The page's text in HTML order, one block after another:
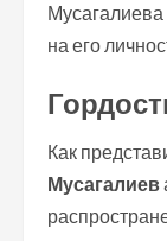
на его
Как
Мусагалиев